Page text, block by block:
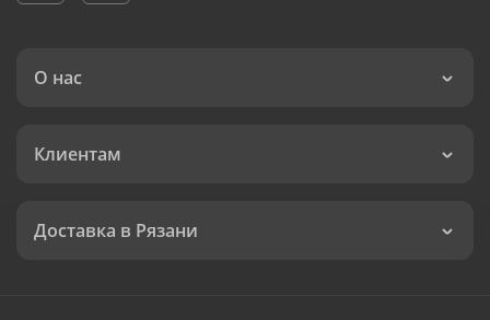
О нас
Клиентам
Доставка в Рязани